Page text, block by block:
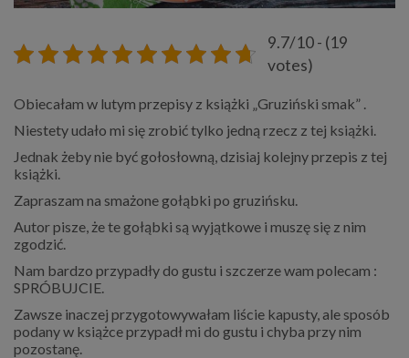
9.7/10 - (19
votes)
Obiecałam w lutym przepisy z książki „Gruziński smak” .
Niestety udało mi się zrobić tylko jedną rzecz z tej książki.
Jednak żeby nie być gołosłowną, dzisiaj kolejny przepis z tej
książki.
Zapraszam na smażone gołąbki po gruzińsku.
Autor pisze, że te gołąbki są wyjątkowe i muszę się z nim
zgodzić.
Nam bardzo przypadły do gustu i szczerze wam polecam :
SPRÓBUJCIE.
Zawsze inaczej przygotowywałam liście kapusty, ale sposób
podany w książce przypadł mi do gustu i chyba przy nim
pozostanę.